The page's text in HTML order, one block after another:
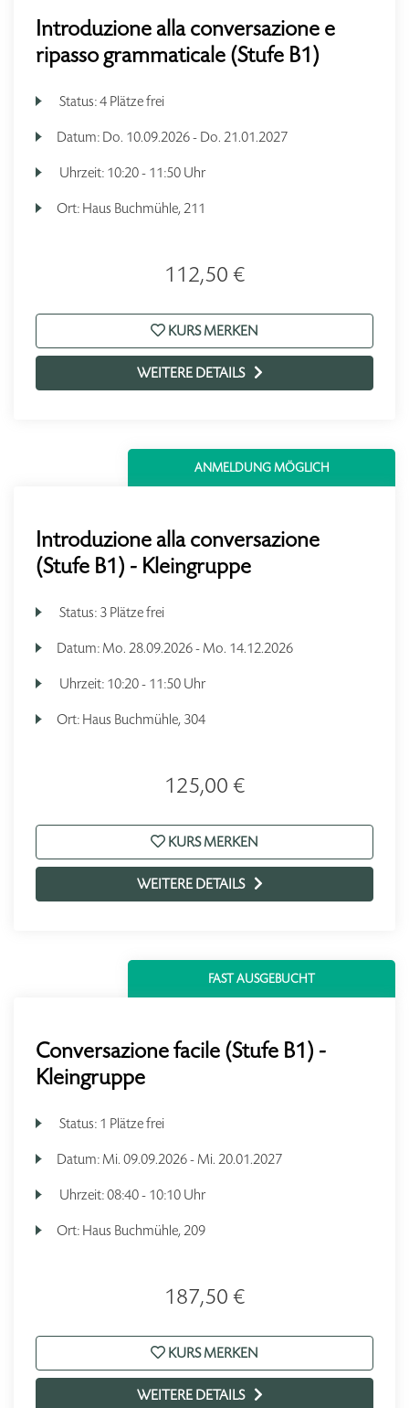
Introduzione alla conversazione e
ripasso grammaticale (Stufe B1)
Status:4 Plätze frei
Datum: Do. 10.09.2026 - Do. 21.01.2027
Uhrzeit: 10:20 - 11:50 Uhr
Ort: Haus Buchmühle, 211
112,50 €
KURS MERKEN
WEITERE DETAILS
ANMELDUNG MÖGLICH
Introduzione alla conversazione
(Stufe B1) - Kleingruppe
Status: 3 Plätze frei
Datum: Mo. 28.09.2026 - Mo. 14.12.2026
Uhrzeit: 10:20 - 11:50 Uhr
Ort: Haus Buchmühle, 304
125,00 €
KURS MERKEN
WEITERE DETAILS
FAST AUSGEBUCHT
Conversazione facile (Stufe B1) -
Kleingruppe
Status: 1 Plätze frei
Datum: Mi. 09.09.2026 - Mi. 20.01.2027
Uhrzeit:08:40 - 10:10 Uhr
Ort: Haus Buchmühle, 209
187,50 €
KURS MERKEN
WEITERE DETAILS